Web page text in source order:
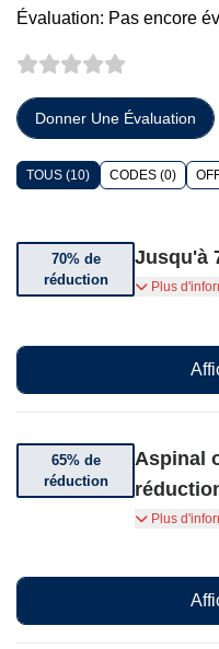
Évaluation: Pas encore
Donner Une Évaluation
TOUS (10) CODES (0)
70% de
réduction
Jusqu'à
Bénéficiez
Plus
65% de
réduction
Aspinal
Jusqu'àPlus